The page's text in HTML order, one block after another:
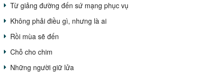
Từ giảng đường đến sứ mạng phục vụ
Không phải điều gì, nhưng là ai
Rồi mùa sẽ đến
Chỗ cho chim
Những người giữ lửa